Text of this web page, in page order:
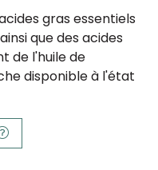
gras essentiels
que des acides
de l'huile de
disponible à l'état